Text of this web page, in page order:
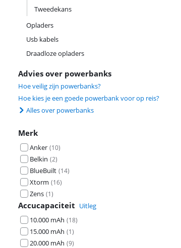
Tweedekans
Opladers
Usb kabels
Draadloze opladers
Advies over powerbanks
Hoe veilig zijn powerbanks?
Hoe kies je een goede powerbank voor op reis?
Alles over powerbanks
Merk
Anker (10)
Belkin (2)
BlueBuilt (14)
Xtorm (16)
Zens (1)
Accucapaciteit Uitleg
10.000 mAh (18)
15.000 mAh (1)
20.000 mAh (9)